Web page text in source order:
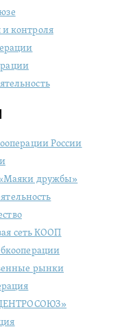
контроля
России
дружбы»
сеть КООП
рынки